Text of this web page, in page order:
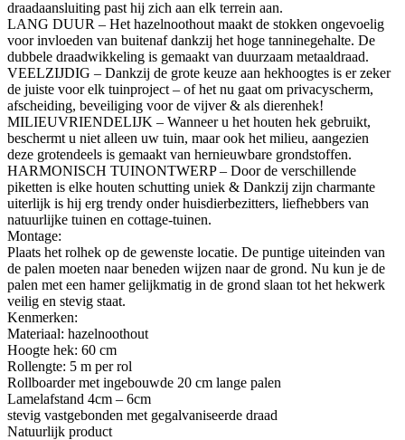
draadaansluiting past hij zich aan elk terrein aan.
LANG DUUR – Het hazelnoothout maakt de stokken ongevoelig
voor invloeden van buitenaf dankzij het hoge tanninegehalte. De
dubbele draadwikkeling is gemaakt van duurzaam metaaldraad.
VEELZIJDIG – Dankzij de grote keuze aan hekhoogtes is er zeker
de juiste voor elk tuinproject – of het nu gaat om privacyscherm,
afscheiding, beveiliging voor de vijver & als dierenhek!
MILIEUVRIENDELIJK – Wanneer u het houten hek gebruikt,
beschermt u niet alleen uw tuin, maar ook het milieu, aangezien
deze grotendeels is gemaakt van hernieuwbare grondstoffen.
HARMONISCH TUINONTWERP – Door de verschillende
piketten is elke houten schutting uniek & Dankzij zijn charmante
uiterlijk is hij erg trendy onder huisdierbezitters, liefhebbers van
natuurlijke tuinen en cottage-tuinen.
Montage:
Plaats het rolhek op de gewenste locatie. De puntige uiteinden van
de palen moeten naar beneden wijzen naar de grond. Nu kun je de
palen met een hamer gelijkmatig in de grond slaan tot het hekwerk
veilig en stevig staat.
Kenmerken:
Materiaal: hazelnoothout
Hoogte hek: 60 cm
Rollengte: 5 m per rol
Rollboarder met ingebouwde 20 cm lange palen
Lamelafstand 4cm – 6cm
stevig vastgebonden met gegalvaniseerde draad
Natuurlijk product